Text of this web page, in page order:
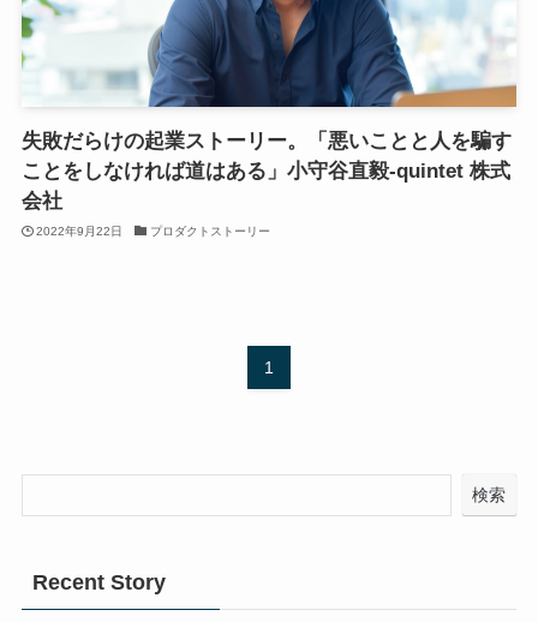
失敗だらけの起業ストーリー。「悪いことと人を騙す
ことをしなければ道はある」小守谷直毅-quintet 株式
会社
2022年9月22日 プロダクトストーリー
1
検索
Recent Story